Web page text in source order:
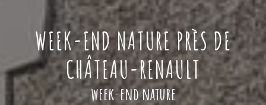
WEEK-END NATURE PRÈS DE
CHÂTEAU-RENAULT
week-end nature